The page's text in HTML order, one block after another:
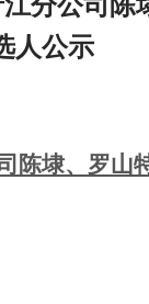
人公示
陈埭、罗山